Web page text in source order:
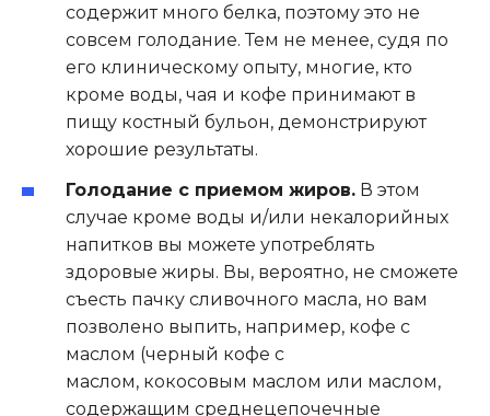
содержит много белка, поэтому это не
совсем голодание. Тем не менее, судя по
его клиническому опыту, многие, кто
кроме воды, чая и кофе принимают в
пищу костный бульон, демонстрируют
хорошие результаты.
Голодание с приемом жиров. В этом
случае кроме воды и/или некалорийных
напитков вы можете употреблять
здоровые жиры. Вы, вероятно, не сможете
съесть пачку сливочного масла, но вам
позволено выпить, например, кофе с
маслом (черный кофе с
маслом, кокосовым маслом или маслом,
содержащим среднецепочечные